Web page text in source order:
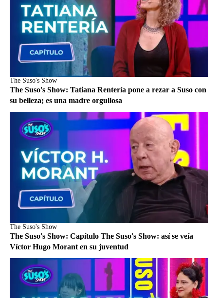
The Suso's Show
The Suso's Show: Tatiana Rentería pone a rezar a Suso con
su belleza; es una madre orgullosa
The Suso's Show
The Suso's Show: Capítulo The Suso's Show: así se veía
Víctor Hugo Morant en su juventud